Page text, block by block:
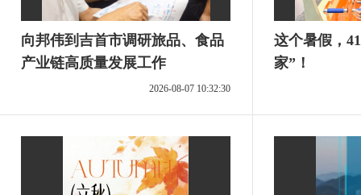
向邦伟到吉首市调研旅品、食品
产业链高质量发展工作
2026-08-07 10:32:30
这个暑假，
家”！